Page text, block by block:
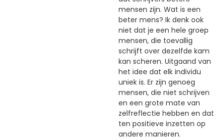
mensen zijn. Wat is een
beter mens? Ik denk ook
niet dat je een hele groep
mensen, die toevallig
schrijft over dezelfde kam
kan scheren. Uitgaand van
het idee dat elk individu
uniek is. Er zijn genoeg
mensen, die niet schrijven
en een grote mate van
zelfreflectie hebben en dat
ten positieve inzetten op
andere manieren.